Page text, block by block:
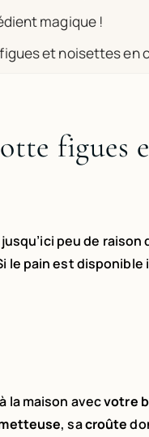
magique !
et noisettes en
figues
jusqu’ici peu de
le pain est
la maison avecvotre
, sacroûte